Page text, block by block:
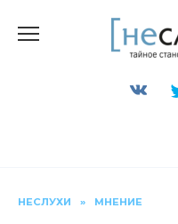
НЕСЛУХИ » МНЕНИЕ